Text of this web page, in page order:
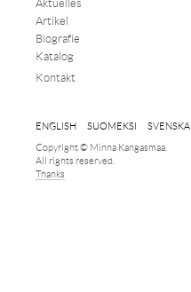
Artikel
Biografie
Katalog
Kontakt
ENGLISH SUOMEKSI
SVENSKA
Copyright © Minna Kangasmaa.
All rights reserved.
Thanks